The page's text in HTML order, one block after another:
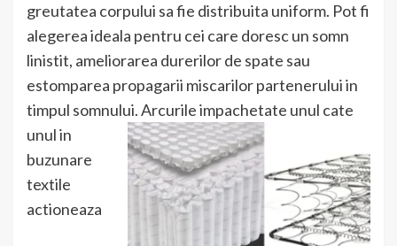
greutatea corpului sa fie distribuita uniform. Pot fi
alegerea ideala pentru cei care doresc un somn
linistit, ameliorarea durerilor de spate sau
estomparea propagarii miscarilor partenerului in
timpul somnului.Arcurile impachetate unul cate
unul in
buzunare
textile
actioneaza